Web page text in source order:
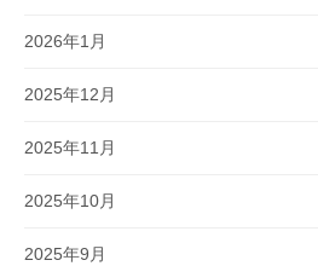
2026年1月
2025年12月
2025年11月
2025年10月
2025年9月